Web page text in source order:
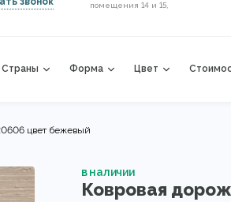
помещения 14 и 15,
Страны Форма Цвет
цвет бежевый
в наличии
Ковровая